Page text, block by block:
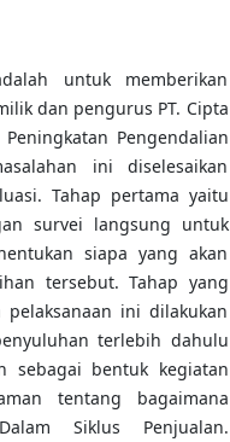
untuk memberikan
dan pengurus PT. Cipta
Pengendalian
ini diselesaikan
Tahap pertama yaitu
survei langsung untuk
siapa yang akan
tersebut. Tahap yang
ini dilakukan
terlebih dahulu
sebagai bentuk kegiatan
tentang bagaimana
Siklus Penjualan.